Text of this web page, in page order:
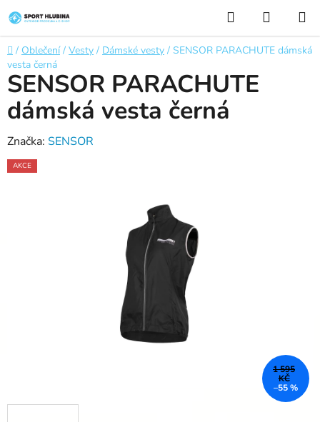
na
obsah
Hledat
KOŠÍK
Domů
/ Oblečení / Vesty / Dámské vesty / SENSOR PARACHUTE dámská
vesta černá
SENSOR PARACHUTE
dámská vesta černá
Značka: SENSOR
AKCE
1 595
KČ
–55 %